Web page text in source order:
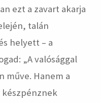
ezt a zavart akarja
talán
helyett – a
„A valósággal
műve. Hanem a
készpénznek